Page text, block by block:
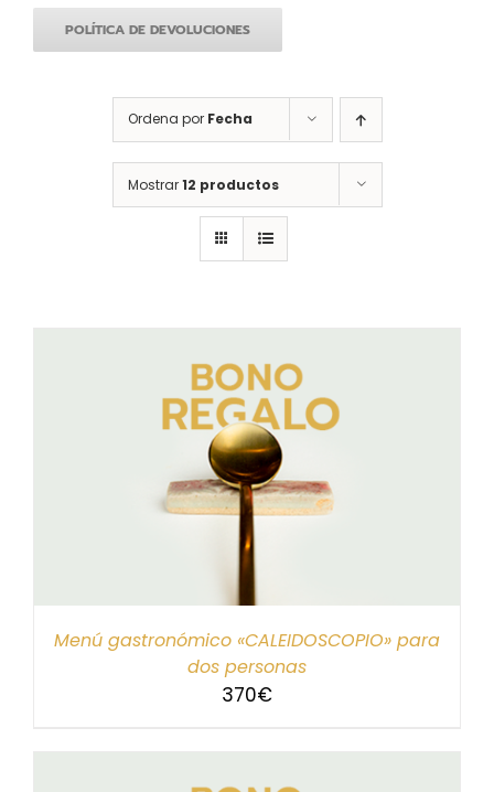
POLÍTICA DE DEVOLUCIONES
Ordena por Fecha
Mostrar12 productos
Menú gastronómico «CALEIDOSCOPIO» para
dos personas
370€